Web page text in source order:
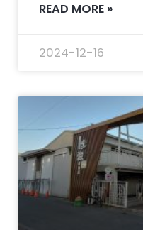
READ MORE »
2024-12-16